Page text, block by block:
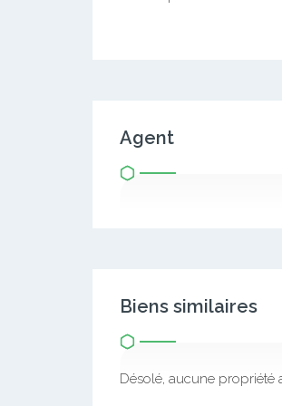
Agent
Biens similaires
Désolé, aucune propriété